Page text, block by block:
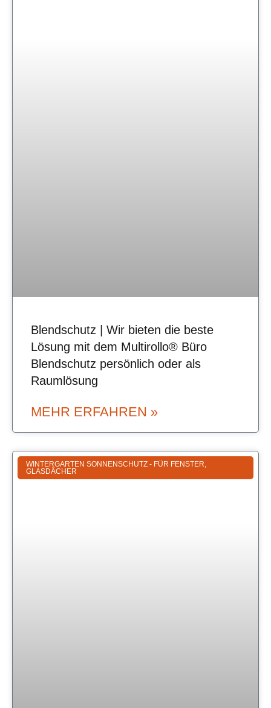
Blendschutz | Wir bieten die beste
Lösung mit dem Multirollo® Büro
Blendschutz persönlich oder als
Raumlösung
MEHR ERFAHREN »
WINTERGARTEN SONNENSCHUTZ - FÜR FENSTER,
GLASDÄCHER